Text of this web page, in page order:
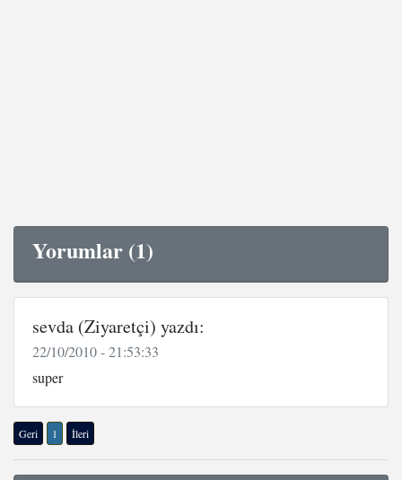
Yorumlar (1)
sevda (Ziyaretçi) yazdı:
22/10/2010 - 21:53:33
super
Geri 1 İleri